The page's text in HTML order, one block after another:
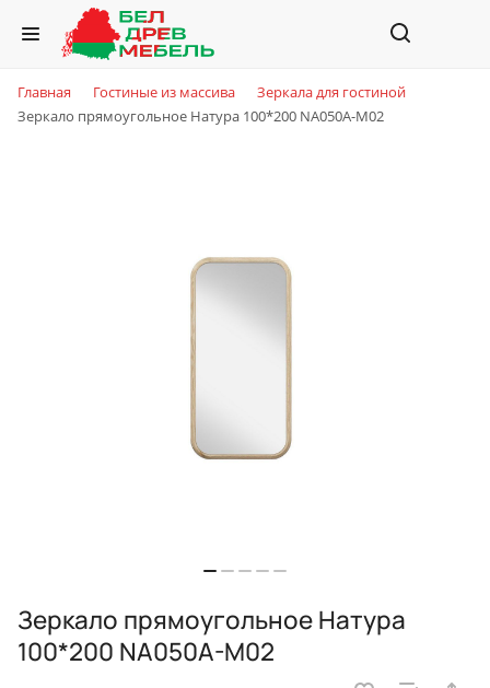
Главная Гостиные из массива
Зеркала для гостиной
Зеркало прямоугольное Натура 100*200 NA050A-M02
Зеркало прямоугольное Натура
100*200 NA050A-M02